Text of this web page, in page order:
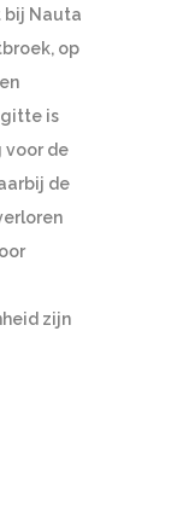
bij Nauta
op
is
voor de
de
zijn